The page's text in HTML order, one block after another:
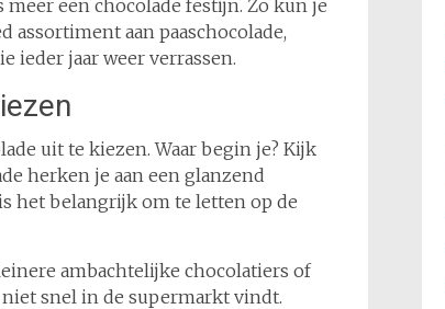
een chocolade festijn. Zo kun je
assortiment aan paaschocolade,
ieder jaar weer verrassen.
uit te kiezen. Waar begin je? Kijk
herken je aan een glanzend
het belangrijk om te letten op de
ambachtelijke chocolatiers of
snel in de supermarkt vindt.